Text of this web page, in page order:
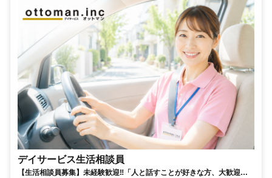
デイサービス生活相談員
【生活相談員募集】未経験歓迎‼「人と話すことが好きな方、大歓迎！